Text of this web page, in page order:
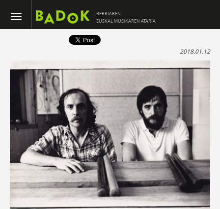
BERRIAREN
EUSKAL MUSIKAREN ATARIA
2018.01.12